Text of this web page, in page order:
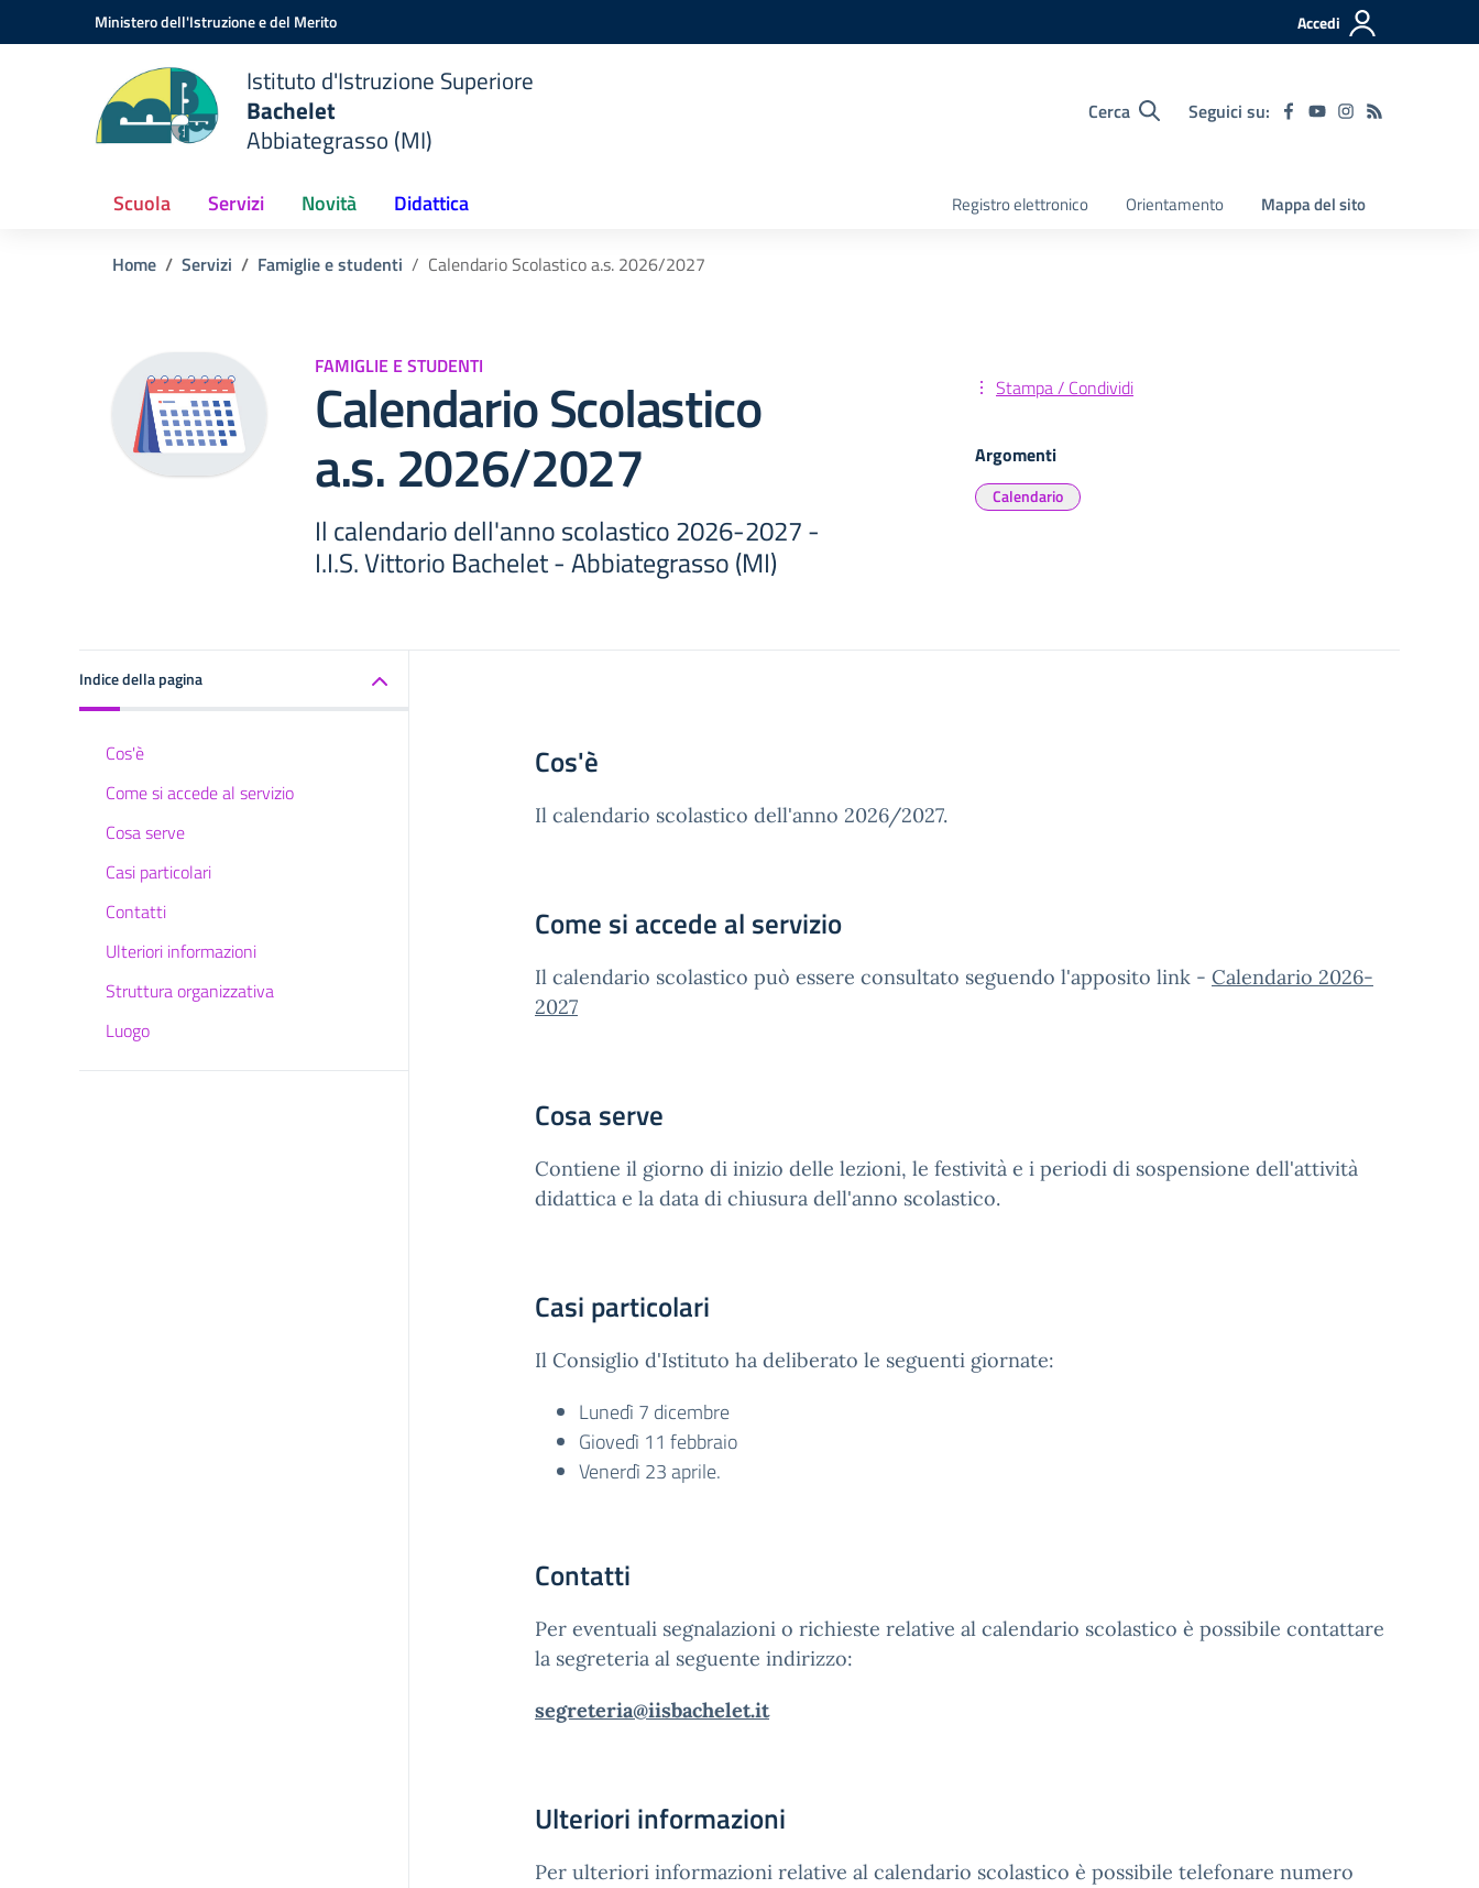
Vai ai contenuti
Vai al menu di navigazioneMinistero dell'Istruzione e del Merito Accedi
Istituto d'Istruzione Superiore
Bachelet
Abbiategrasso (MI)
Cerca Seguici su:
Scuola Servizi Novità Didattica Registro elettronico Orientamento Mappa del sito
Home Servizi Famiglie e studenti Calendario Scolastico a.s. 2026/2027
FAMIGLIE E STUDENTI
Calendario Scolastico
a.s. 2026/2027
Il calendario dell'anno scolastico 2026-2027 -
I.I.S. Vittorio Bachelet - Abbiategrasso (MI)
Stampa / Condividi
Argomenti
Calendario
Indice della pagina
Cos'è
Come si accede al servizio
Cosa serve
Casi particolari
Contatti
Ulteriori informazioni
Struttura organizzativa
Luogo
Cos'è
Il calendario scolastico dell'anno 2026/2027.
Come si accede al servizio
Il calendario scolastico può essere consultato seguendo l'apposito link - Calendario 2026-
2027
Cosa serve
Contiene il giorno di inizio delle lezioni, le festività e i periodi di sospensione dell'attività
didattica e la data di chiusura dell'anno scolastico.
Casi particolari
Il Consiglio d'Istituto ha deliberato le seguenti giornate:
Lunedì 7 dicembre
Giovedì 11 febbraio
Venerdì 23 aprile.
Contatti
Per eventuali segnalazioni o richieste relative al calendario scolastico è possibile contattare
la segreteria al seguente indirizzo:
segreteria@iisbachelet.it
Ulteriori informazioni
Per ulteriori informazioni relative al calendario scolastico è possibile telefonare numero